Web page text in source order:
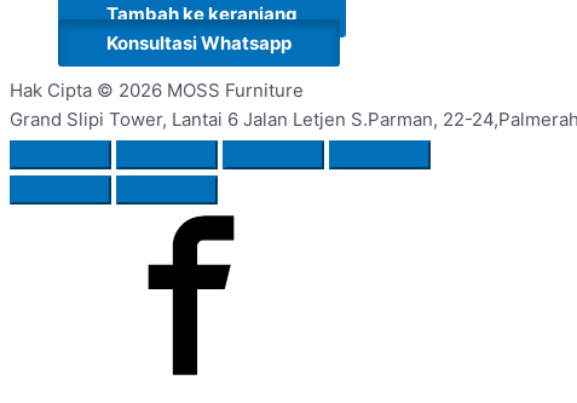
Tambah ke keranjang
Konsultasi Whatsapp
Hak Cipta © 2026 MOSS Furniture
Grand Slipi Tower, Lantai 6 Jalan Letjen S.Parman, 22-